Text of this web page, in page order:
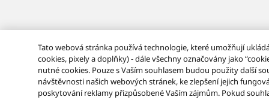
Tato webová stránka používá technologie, které umožňují
cookies, pixely a doplňky) - dále všechny označovány jako
nutné cookies. Pouze s Vaším souhlasem budou použity další
návštěvnosti našich webových stránek, ke zlepšení jejich
poskytování reklamy přizpůsobené Vaším zájmům. Pokud